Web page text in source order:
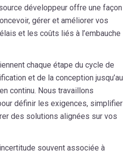
développeur offre une façon
gérer et améliorer vos
et les coûts liés à l’embauche
chaque étape du cycle de
et de la conception jusqu’au
continu. Nous travaillons
définir les exigences, simplifier
des solutions alignées sur vos
souvent associée à